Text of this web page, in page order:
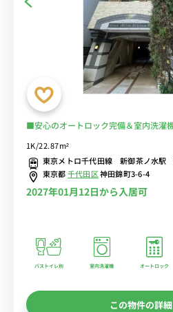
■安心のオートロック完備＆室内洗濯
便座付き♪うれしい2口ガスコンロ♪デ
クにもおすすめ♪■東京メトロ「新御
に駅多数あり■選べるWi-Fi格安レンタ
1K/22.87m²
東京メトロ千代田線 新御茶ノ水駅
東京都千代田区神田錦町3-6-4
2027年01月12日から入居可
バストイレ別 室内洗濯機 オートロック
この物件の詳